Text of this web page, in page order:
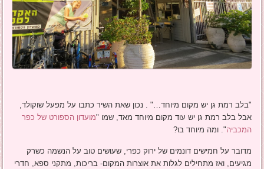
"בלב רמת גן יש מקום מיוחד…" . נכון שאת השיר כתבו על מפעל שוקולד,
אבל בלב רמת גן יש עוד מקום מיוחד מאד, שמו "מועדון הספורט של כפר
המכביה". ומה מיוחד בו?
מדובר על חמישים דונמים של ירוק כפרי, שעושים טוב על הנשמה כשרק
מגיעים, ואז מתחילים לגלות את אוצרות המקום- בריכות, מתקני ספא, חדרי